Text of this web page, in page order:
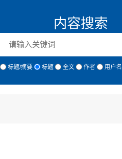
内容搜索
标题/摘要 标题 全文 作者 用户名